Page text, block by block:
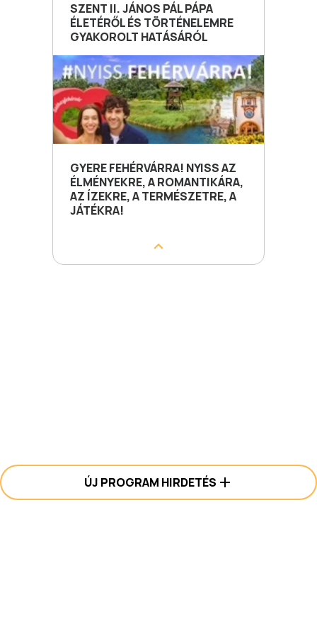
SZENT II. JÁNOS PÁL PÁPA
ÉLETÉRŐL ÉS TÖRTÉNELEMRE
GYAKOROLT HATÁSÁRÓL
GYERE FEHÉRVÁRRA! NYISS AZ
ÉLMÉNYEKRE, A ROMANTIKÁRA,
AZ ÍZEKRE, A TERMÉSZETRE, A
JÁTÉKRA!
ÚJ PROGRAM HIRDETÉS